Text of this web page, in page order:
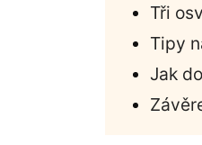
Tři
Tipy
Jak